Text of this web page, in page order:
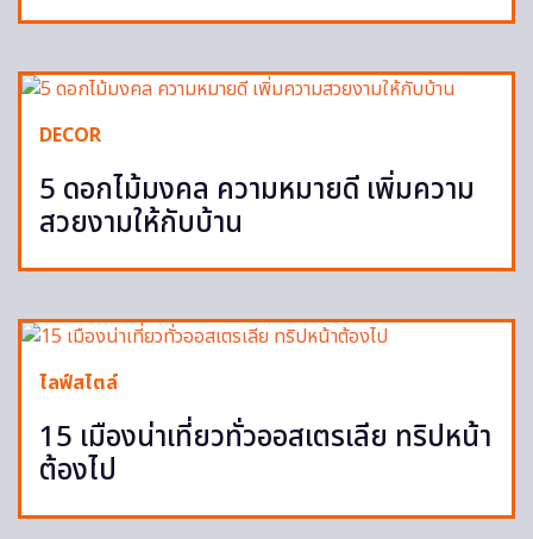
DECOR
5 ดอกไม้มงคล ความหมายดี เพิ่มความ
สวยงามให้กับบ้าน
ไลฟ์สไตล์
15 เมืองน่าเที่ยวทั่วออสเตรเลีย ทริปหน้า
ต้องไป